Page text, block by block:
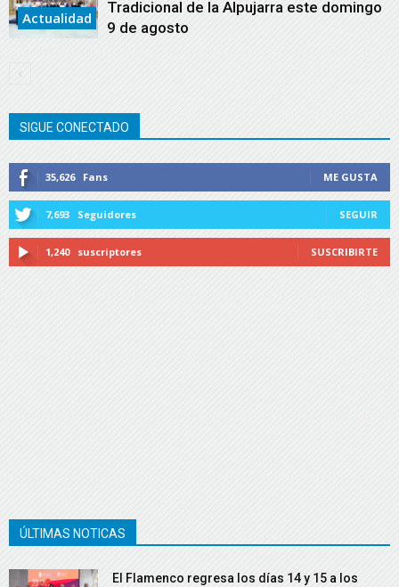
Actualidad
Tradicional de la Alpujarra este domingo
9 de agosto
SIGUE CONECTADO
35,626 Fans ME GUSTA
7,693 Seguidores SEGUIR
1,240 suscriptores SUSCRIBIRTE
ÚLTIMAS NOTICAS
El Flamenco regresa los días 14 y 15 a los